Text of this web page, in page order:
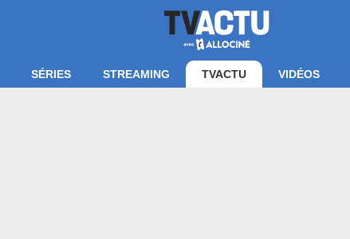
SÉRIES STREAMING TVACTU VIDÉOS